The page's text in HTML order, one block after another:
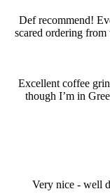
Def recommend!
scared ordering
Excellent coffee
though I’m in
Very nice - well